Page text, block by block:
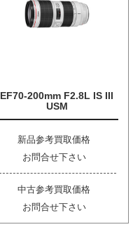
EF70-200mm F2.8L IS III
USM
新品参考買取価格
お問合せ下さい
中古参考買取価格
お問合せ下さい